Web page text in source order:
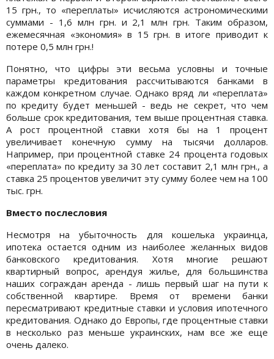
15 грн., то «переплаты» исчисляются астрономическими
суммами - 1,6 млн грн. и 2,1 млн грн. Таким образом,
ежемесячная «экономия» в 15 грн. в итоге приводит к
потере 0,5 млн грн.!
Понятно, что цифры эти весьма условны и точные
параметры кредитования рассчитываются банками в
каждом конкретном случае. Однако вряд ли «переплата»
по кредиту будет меньшей - ведь не секрет, что чем
больше срок кредитования, тем выше процентная ставка.
А рост процентной ставки хотя бы на 1 процент
увеличивает конечную сумму на тысячи долларов.
Например, при процентной ставке 24 процента годовых
«переплата» по кредиту за 30 лет составит 2,1 млн грн., а
ставка 25 процентов увеличит эту сумму более чем на 100
тыс. грн.
Вместо послесловия
Несмотря на убыточность для кошелька украинца,
ипотека остается одним из наиболее желанных видов
банковского кредитования. Хотя многие решают
квартирный вопрос, арендуя жилье, для большинства
наших сограждан аренда - лишь первый шаг на пути к
собственной квартире. Время от времени банки
пересматривают кредитные ставки и условия ипотечного
кредитования. Однако до Европы, где процентные ставки
в несколько раз меньше украинских, нам все же еще
очень далеко.